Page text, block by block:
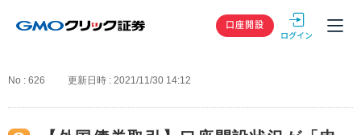
GMOクリック
口座開設
No : 626 更新日時 : 2021/11/30 14:12